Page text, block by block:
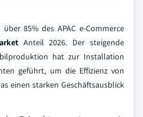
85% des APAC e-Commerce
Anteil 2026. Der steigende
hat zur Installation
geführt, um die Effizienz von
einen starken Geschäftsausblick